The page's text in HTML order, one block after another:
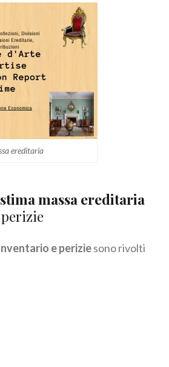
ereditaria
massa ereditaria
e periziesono rivolti